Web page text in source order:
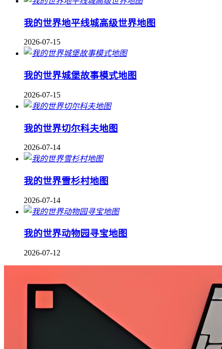
我的世界地平线城高级世界地图
2026-07-15
我的世界城堡故事模式地图
2026-07-15
我的世界切尔科夫地图
2026-07-14
我的世界雪杉村地图
2026-07-14
我的世界动物园寻宝地图
2026-07-12